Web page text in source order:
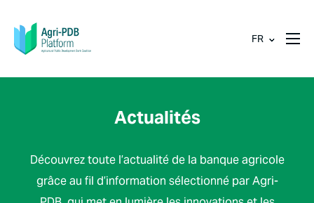
FR
Actualités
Découvrez toute l’actualité de la banque agricole
grâce au fil d’information sélectionné par Agri-